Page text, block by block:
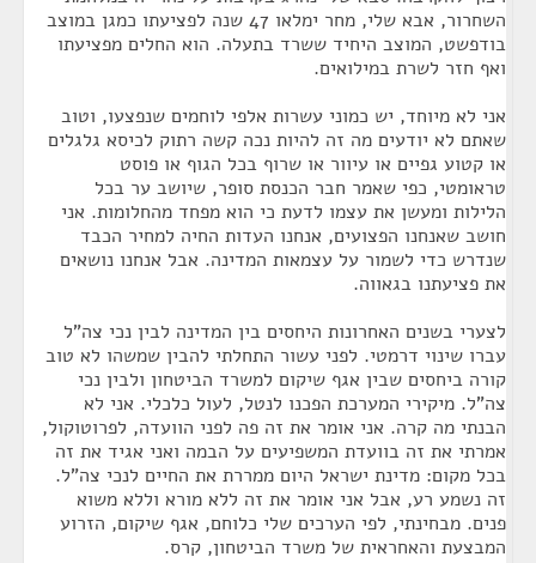
השחרור, אבא שלי, מחר ימלאו 47 שנה לפציעתו כמגן במוצב
בודפשט, המוצב היחיד ששרד בתעלה. הוא החלים מפציעתו
ואף חזר לשרת במילואים.
אני לא מיוחד, יש כמוני עשרות אלפי לוחמים שנפצעו, וטוב
שאתם לא יודעים מה זה להיות נכה קשה רתוק לכיסא גלגלים
או קטוע גפיים או עיוור או שרוף בכל הגוף או פוסט
טראומטי, כפי שאמר חבר הכנסת סופר, שיושב ער בכל
הלילות ומעשן את עצמו לדעת כי הוא מפחד מהחלומות. אני
חושב שאנחנו הפצועים, אנחנו העדות החיה למחיר הכבד
שנדרש כדי לשמור על עצמאות המדינה. אבל אנחנו נושאים
את פציעתנו בגאווה.
לצערי בשנים האחרונות היחסים בין המדינה לבין נכי צה"ל
עברו שינוי דרמטי. לפני עשור התחלתי להבין שמשהו לא טוב
קורה ביחסים שבין אגף שיקום למשרד הביטחון ולבין נכי
צה"ל. מיקירי המערכת הפכנו לנטל, לעול כלכלי. אני לא
הבנתי מה קרה. אני אומר את זה פה לפני הוועדה, לפרוטוקול,
אמרתי את זה בוועדת המשפיעים על הבמה ואני אגיד את זה
בכל מקום: מדינת ישראל היום ממררת את החיים לנכי צה"ל.
זה נשמע רע, אבל אני אומר את זה ללא מורא וללא משוא
פנים. מבחינתי, לפי הערכים שלי כלוחם, אגף שיקום, הזרוע
המבצעת והאחראית של משרד הביטחון, קרס.